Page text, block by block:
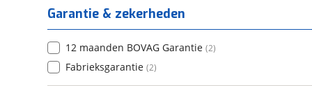
Garantie & zekerheden
12 maanden BOVAG Garantie (2)
Fabrieksgarantie (2)